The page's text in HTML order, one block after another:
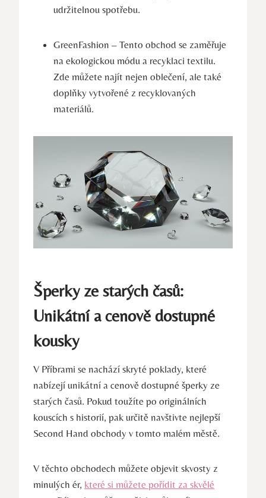
udržitelnou spotřebu.
GreenFashion – Tento obchod se zaměřuje
na ekologickou módu a recyklaci textilu.
Zde můžete najít nejen oblečení, ale také
doplňky vytvořené z recyklovaných
materiálů.
Šperky ze starých časů:
Unikátní a cenově dostupné
kousky
V Příbrami se nachází skryté poklady, které
nabízejí unikátní a cenově dostupné šperky ze
starých časů. Pokud toužíte po originálních
kouscích s historií, pak určitě navštivte nejlepší
Second Hand obchody v tomto malém městě.
V těchto obchodech můžete objevit skvosty z
minulých ér, které si můžete pořídit za skvělé